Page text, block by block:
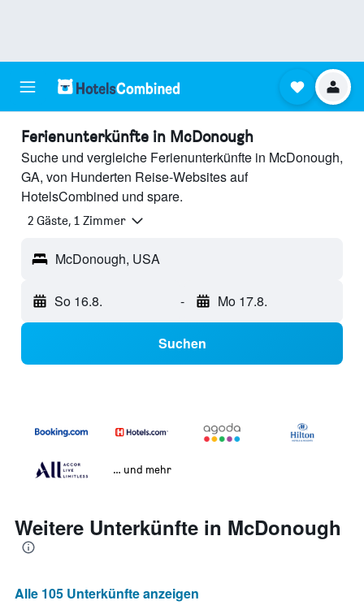
Ferienunterkünfte in McDonough
Suche und vergleiche Ferienunterkünfte in McDonough,
GA, von Hunderten Reise-Websites auf
HotelsCombined und spare.
2 Gäste, 1 Zimmer
McDonough, USA
So 16.8. - Mo 17.8.
Suchen
… und mehr
Weitere Unterkünfte in McDonough
Alle 105 Unterkünfte anzeigen